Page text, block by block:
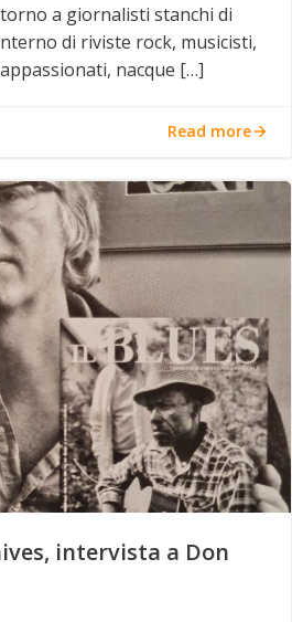
a giornalisti stanchi di
di riviste rock, musicisti,
nacque […]
Read more
intervista a Don